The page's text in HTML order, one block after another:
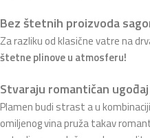
Bez štetnih proizvoda
Za razliku od klasične vatre na
štetne plinove u atmosferu!
Stvaraju romantičan
Plamen budi strast a u
omiljenog vina pruža takav